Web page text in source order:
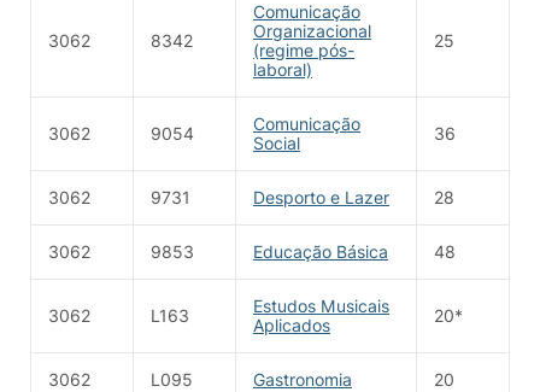
3062 8342
Comunicação
Organizacional
(regime pós-
laboral)
25
3062 9054
Comunicação
Social
36
3062 9731 Desporto e Lazer 28
3062 9853 Educação Básica 48
3062 L163
Estudos Musicais
Aplicados
20*
3062 L095 Gastronomia 20